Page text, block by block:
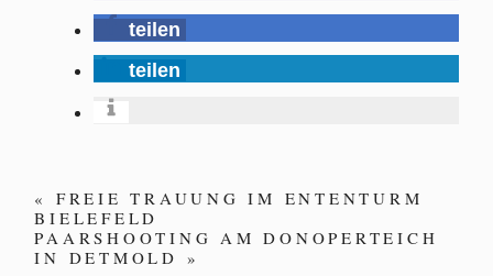
teilen
teilen
«
FREIE TRAUUNG IM ENTENTURM
BIELEFELD
PAARSHOOTING AM DONOPERTEICH
IN DETMOLD »